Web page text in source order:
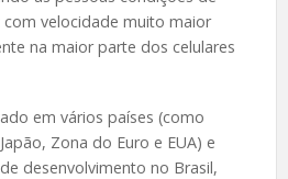
velocidade muito maior
na maior parte dos celulares
em vários países (como
Zona do Euro e EUA) e
desenvolvimento no Brasil,